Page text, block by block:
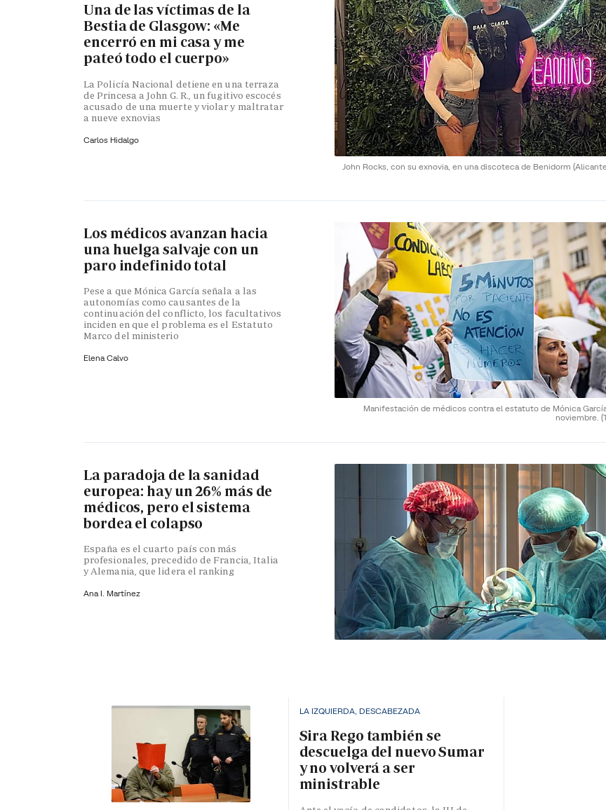
John Rocks, con su exnovia, en una discoteca de Benidorm
Una de las víctimas de la
Bestia de Glasgow: «Me
encerró en mi casa y me
pateó todo el cuerpo»
La Policía Nacional detiene en una terraza
de Princesa a John G. R., un fugitivo escocés
acusado de una muerte y violar y maltratar
a nueve exnovias
Carlos Hidalgo
Manifestación de médicos contra el estatuto de Mónica
noviembre.
Los médicos avanzan hacia
una huelga salvaje con un
paro indefinido total
Pese a que Mónica García señala a las
autonomías como causantes de la
continuación del conflicto, los facultativos
inciden en que el problema es el Estatuto
Marco del ministerio
Elena Calvo
La paradoja de la sanidad
europea: hay un 26% más de
médicos, pero el sistema
bordea el colapso
España es el cuarto país con más
profesionales, precedido de Francia, Italia
y Alemania, que lidera el ranking
Ana I. Martínez
LA IZQUIERDA, DESCABEZADA
Sira Rego también se
descuelga del nuevo Sumar
y no volverá a ser
ministrable